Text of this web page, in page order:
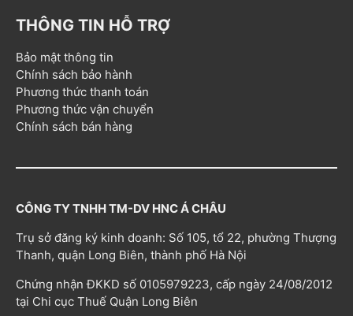
THÔNG TIN HỖ TRỢ
Bảo mật thông tin
Chính sách bảo hành
Phương thức thanh toán
Phương thức vận chuyển
Chính sách bán hàng
CÔNG TY TNHH TM-DV HNC Á CHÂU
Trụ sở đăng ký kinh doanh: Số 105, tổ 22, phường Thượng
Thanh, quận Long Biên, thành phố Hà Nội
Chứng nhận ĐKKD số 0105979223, cấp ngày 24/08/2012
tại Chi cục Thuế Quận Long Biên